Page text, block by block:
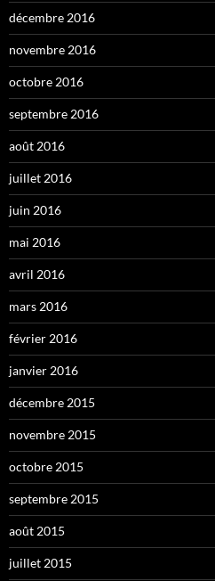
décembre 2016
novembre 2016
octobre 2016
septembre 2016
août 2016
juillet 2016
juin 2016
mai 2016
avril 2016
mars 2016
février 2016
janvier 2016
décembre 2015
novembre 2015
octobre 2015
septembre 2015
août 2015
juillet 2015